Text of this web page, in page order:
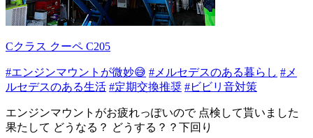
Cクラス クーペ C205
#エンジンマウントが微妙😅 #メルセデスのある暮らし #メ
ルセデスのある生活 #定期交換推奨 #ビビリ音対策
エンジンマウントがお疲れっぽいので 点検して貰いました
果たして どうなる？ どうする？？下回り